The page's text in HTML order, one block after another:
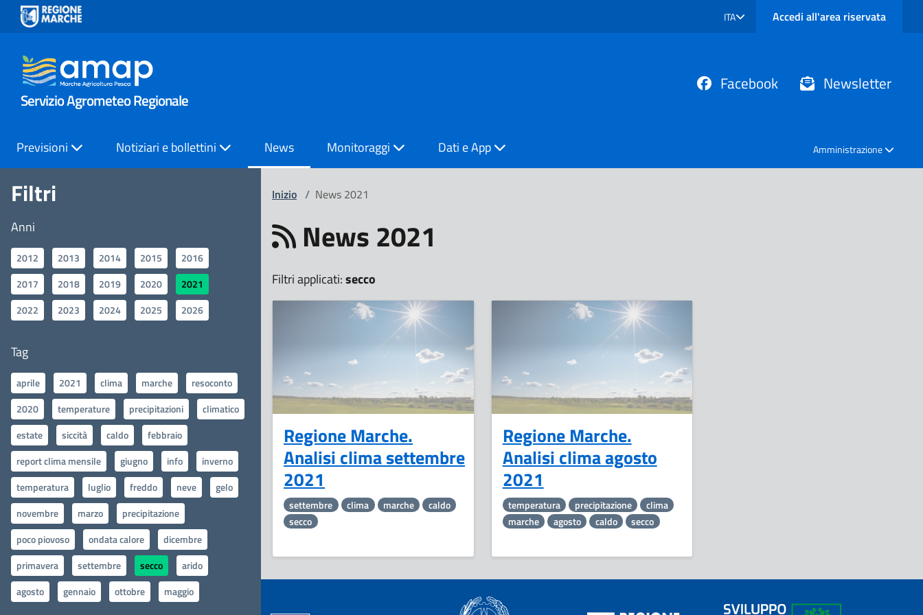
SELEZIONE LINGUA: LINGUA SELEZIONATA
ITA Accedi all'area riservata
Servizio Agrometeo Regionale
Facebook Newsletter
Previsioni Notiziari e bollettini News Monitoraggi Dati e App Amministrazione
Filtri
Anni
2012 2013 2014 2015
2016
2017
2018 2019 2020
2021
2022
2023 2024 2025 2026
Tag
aprile 2021 clima marche
resoconto
2020
temperature precipitazioni
climatico
estate
siccità caldo
febbraio
report clima mensile
giugno info
inverno
temperatura
luglio freddo neve
gelo
novembre
marzo
precipitazione
poco piovoso
ondata calore
dicembre
primavera
settembre secco
arido
agosto
gennaio ottobre maggio
Inizio / News 2021
News 2021
Filtri applicati:secco
13
Regione Marche.
Analisi clima settembre
2021
settembre clima marche
caldo
secco
Regione Marche.
Analisi clima agosto
2021
temperatura precipitazione
clima
marche
agosto caldo secco